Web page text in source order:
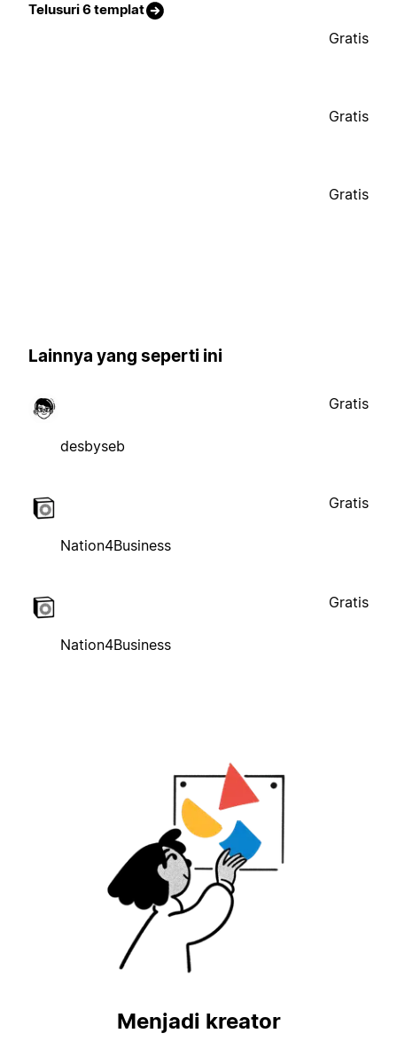
Telusuri 6 templat
Gratis
Gratis
Gratis
Lainnya yang seperti ini
desbyseb
Gratis
Nation4Business
Gratis
Nation4Business
Gratis
Menjadi kreator